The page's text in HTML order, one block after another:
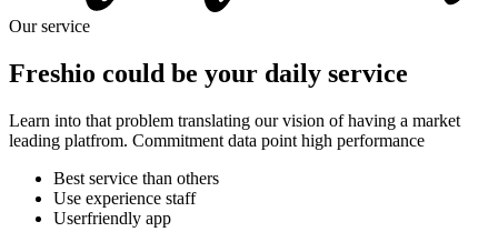
Our service
Freshio could be your daily service
Learn into that problem translating our vision of having a market
leading platfrom. Commitment data point high performance
Best service than others
Use experience staff
Userfriendly app